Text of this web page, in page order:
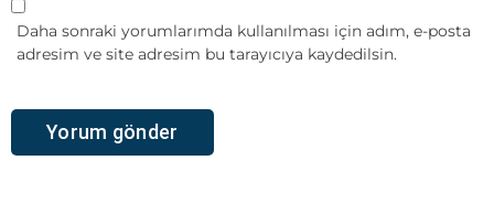
Daha sonraki yorumlarımda kullanılması için adım, e-posta
adresim ve site adresim bu tarayıcıya kaydedilsin.